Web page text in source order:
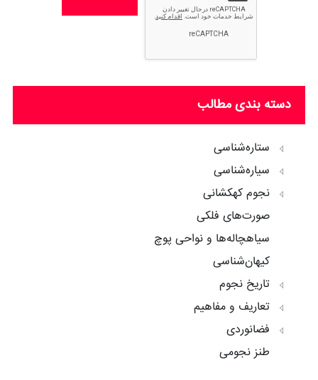
دسته بندی مطالب
ستاره‌شناسی
سیاره‌شناسی
نجوم کهکشانی
صورت‌های فلکی
سیاهچاله‌ها و نواحی پوچ
کیهان‌شناسی
تاریخ نجوم
تعاریف و مفاهیم
فضانوردی
طنز نجومی